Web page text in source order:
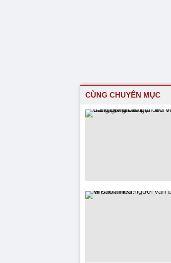
CÙNG CHUYÊN MỤC